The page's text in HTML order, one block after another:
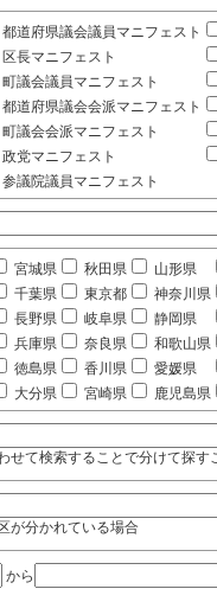
都道府県議会議員マニフェスト
区長マニフェスト
町議会議員マニフェスト
都道府県議会会派マニフェスト
町議会会派マニフェスト
政党マニフェスト
参議院議員マニフェスト
宮城県 秋田県 山形県
千葉県 東京都 神奈川県
長野県 岐阜県 静岡県
兵庫県 奈良県 和歌山県
徳島県 香川県 愛媛県
大分県 宮崎県 鹿児島県
て検索することで分けて探す
が分かれている場合
から